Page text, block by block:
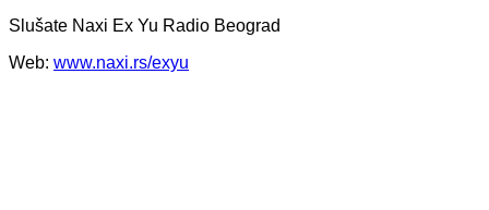
Slušate Naxi Ex Yu Radio Beograd
Web: www.naxi.rs/exyu